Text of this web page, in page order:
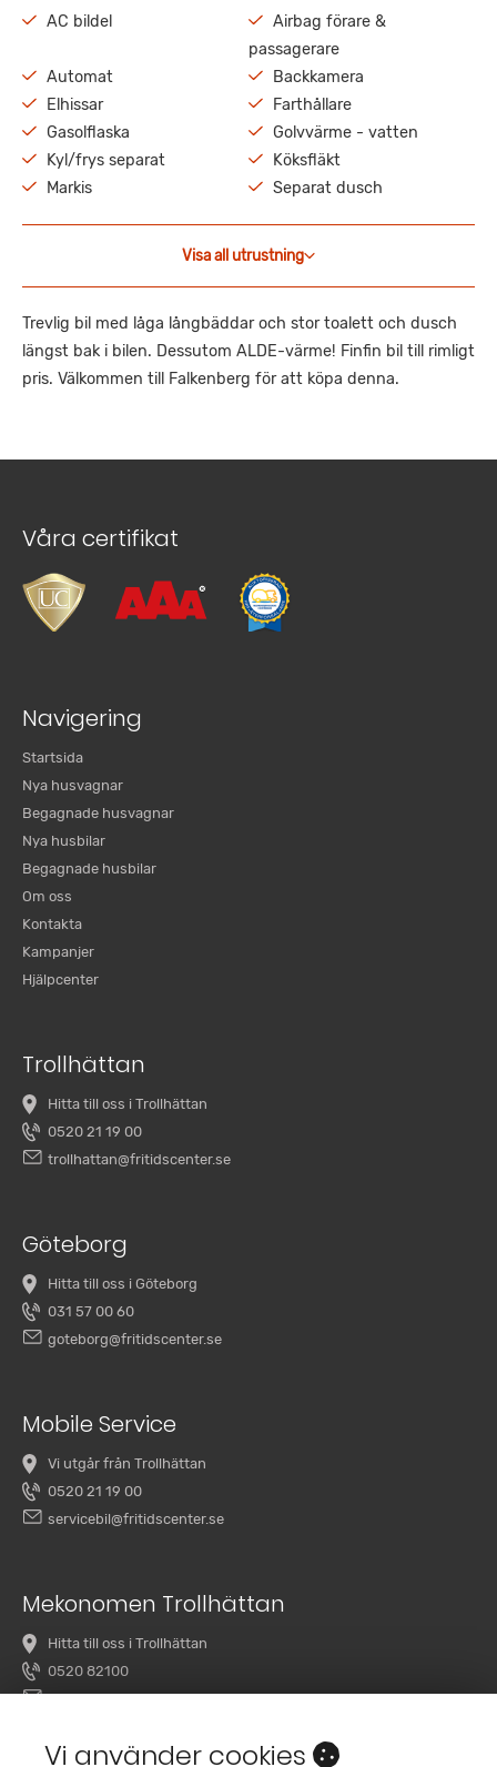
AC bildel
Airbag förare &
passagerare
Automat
Backkamera
Elhissar
Farthållare
Gasolflaska
Golvvärme - vatten
Kyl/frys separat
Köksfläkt
Markis
Separat dusch
Visa all utrustning
Trevlig bil med låga långbäddar och stor toalett och dusch
längst bak i bilen. Dessutom ALDE-värme! Finfin bil till rimligt
pris. Välkommen till Falkenberg för att köpa denna.
Våra certifikat
Navigering
Startsida
Nya husvagnar
Begagnade husvagnar
Nya husbilar
Begagnade husbilar
Om oss
Kontakta
Kampanjer
Hjälpcenter
Trollhättan
Hitta till oss i Trollhättan
0520 21 19 00
trollhattan@fritidscenter.se
Göteborg
Hitta till oss i Göteborg
031 57 00 60
goteborg@fritidscenter.se
Mobile Service
Vi utgår från Trollhättan
0520 21 19 00
servicebil@fritidscenter.se
Mekonomen Trollhättan
Hitta till oss i Trollhättan
0520 82100
overby@mekonomenbilverkstad.se
Vi använder cookies